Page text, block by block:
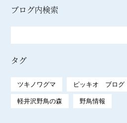
ブログ内検索
タグ
ツキノワグマ ピッキオ ブログ
軽井沢野鳥の森 野鳥情報